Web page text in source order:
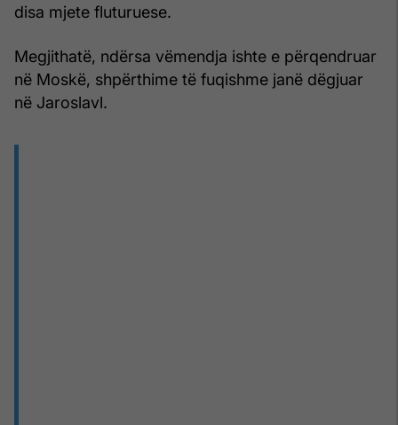
disa mjete fluturuese.
Megjithatë, ndërsa vëmendja ishte e përqendruar
në Moskë, shpërthime të fuqishme janë dëgjuar
në Jaroslavl.